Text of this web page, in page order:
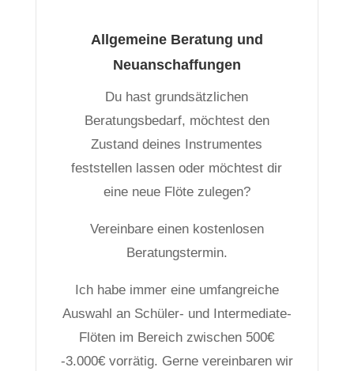
Allgemeine Beratung und
Neuanschaffungen
Du hast grundsätzlichen
Beratungsbedarf, möchtest den
Zustand deines Instrumentes
feststellen lassen oder möchtest dir
eine neue Flöte zulegen?
Vereinbare einen kostenlosen
Beratungstermin.
Ich habe immer eine umfangreiche
Auswahl an Schüler- und Intermediate-
Flöten im Bereich zwischen 500€
-3.000€ vorrätig. Gerne vereinbaren wir